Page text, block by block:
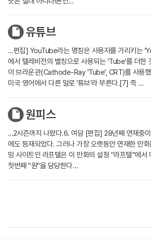
유튜브
…편집] YouTube라는 명칭은 사용자를 가리키는
에서 텔레비전의 별칭으로 사용되는 'Tube'를 더한
이 브라운관(Cathode-Ray 'Tube', CRT)를 사용했
미국 영어에서 다른 말로 '튜브'라 부른다.[7] 즉 …
원피스
…2시즌까지 나왔다.6. 여담 [편집] 28년째 연재중
에도 등재되었다. 그러나 가장 오랫동안 연재한 만
밍 사이트인 라프텔은 이 만화의 설정 "라프텔"에서
첫번째 "원"을 담당한다…